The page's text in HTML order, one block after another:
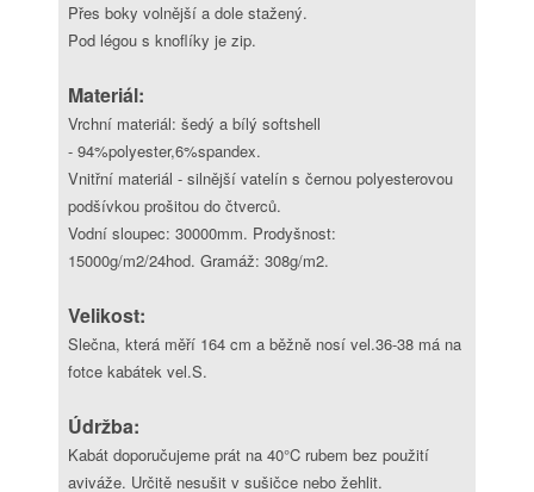
Přes boky volnější a dole stažený.
Pod légou s knoflíky je zip.
Materiál:
Vrchní materiál: šedý a bílý softshell
- 94%polyester,6%spandex.
Vnitřní materiál - silnější vatelín s černou polyesterovou
podšívkou prošitou do čtverců.
Vodní sloupec: 30000mm. Prodyšnost:
15000g/m2/24hod. Gramáž: 308g/m2.
Velikost:
Slečna, která měří 164 cm a běžně nosí vel.36-38 má na
fotce kabátek vel.S.
Údržba:
Kabát doporučujeme prát na 40°C rubem bez použití
aviváže. Určitě nesušit v sušičce nebo žehlit.